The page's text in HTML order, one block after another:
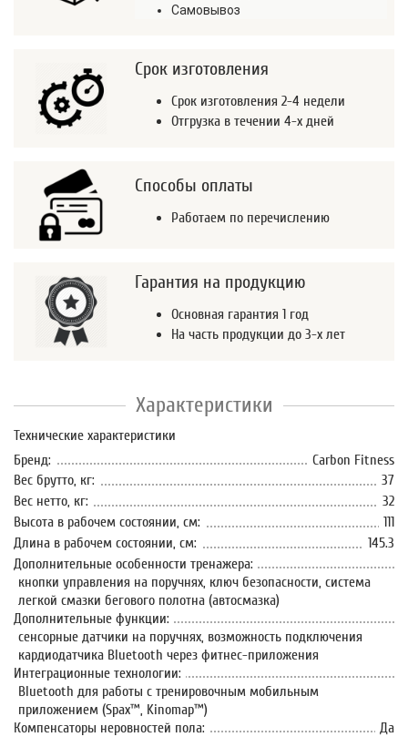
Самовывоз
Срок изготовления
Срок изготовления 2-4 недели
Отгрузка в течении 4-х дней
Способы оплаты
Работаем по перечислению
Гарантия на продукцию
Основная гарантия 1 год
На часть продукции до 3-х лет
Характеристики
Технические характеристики
Бренд:
Carbon Fitness
Вес брутто, кг:
37
Вес нетто, кг:
32
Высота в рабочем состоянии, см:
111
Длина в рабочем состоянии, см:
145.3
Дополнительные особенности тренажера:
кнопки управления на поручнях, ключ безопасности, система
легкой смазки бегового полотна (автосмазка)
Дополнительные функции:
сенсорные датчики на поручнях, возможность подключения
кардиодатчика Bluetooth через фитнес-приложения
Интеграционные технологии:
Bluetooth для работы с тренировочным мобильным
приложением (Spax™, Kinomap™)
Компенсаторы неровностей пола:
Да